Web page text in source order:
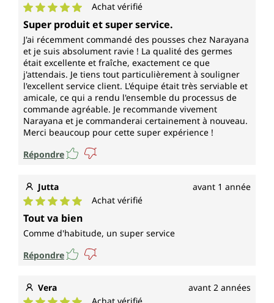
Note moyenne de 5 sur 5 étoiles
Achat vérifié
Super produit et super service.
J'ai récemment commandé des pousses chez Narayana
et je suis absolument ravie ! La qualité des germes
était excellente et fraîche, exactement ce que
j'attendais. Je tiens tout particulièrement à souligner
l'excellent service client. L'équipe était très serviable et
amicale, ce qui a rendu l'ensemble du processus de
commande agréable. Je recommande vivement
Narayana et je commanderai certainement à nouveau.
Merci beaucoup pour cette super expérience !
Répondre
Jutta avant 1 année
Note moyenne de 5 sur 5 étoiles
Achat vérifié
Tout va bien
Comme d'habitude, un super service
Répondre
Vera avant 2 années